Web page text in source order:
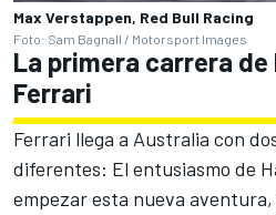
Max Verstappen, Red Bull Racing
Foto: Sam Bagnall / Motorsport Images
La primera carrera
Ferrari
Ferrari llega a Australia con
diferentes: El entusiasmo de
empezar esta nueva